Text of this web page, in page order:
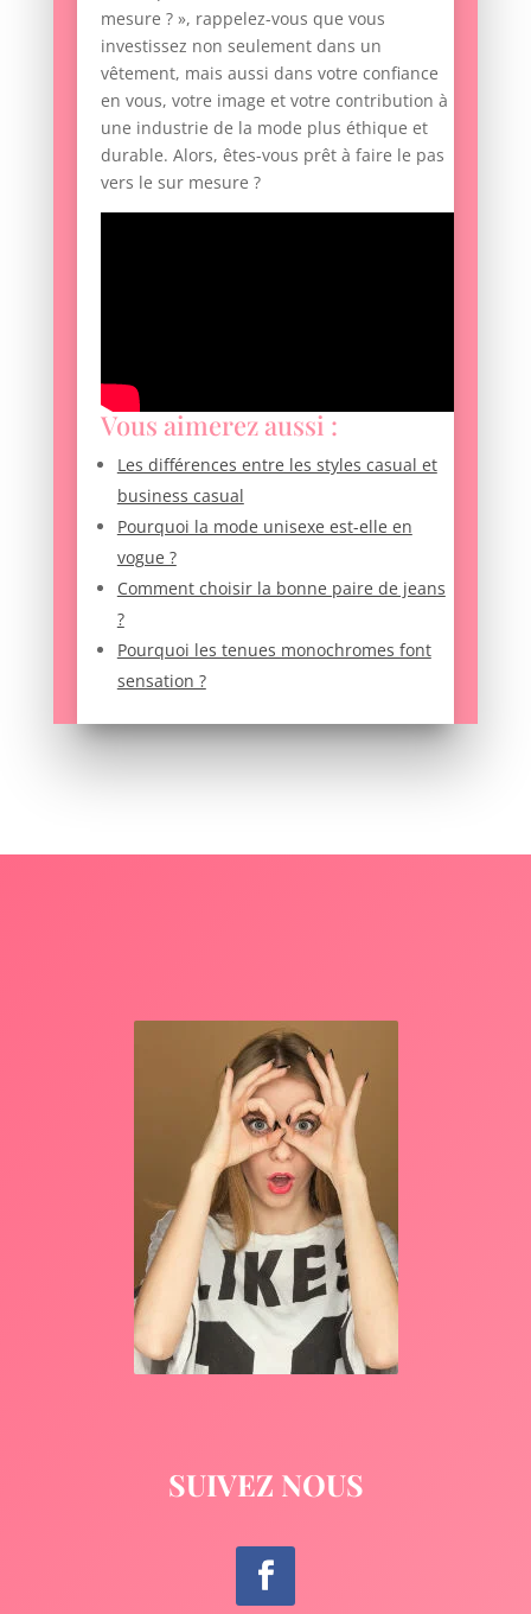
mesure ? », rappelez-vous que vous
investissez non seulement dans un
vêtement, mais aussi dans votre confiance
en vous, votre image et votre contribution à
une industrie de la mode plus éthique et
durable. Alors, êtes-vous prêt à faire le pas
vers le sur mesure ?
Vous aimerez aussi :
Les différences entre les styles casual et
business casual
Pourquoi la mode unisexe est-elle en
vogue ?
Comment choisir la bonne paire de jeans
?
Pourquoi les tenues monochromes font
sensation ?
SUIVEZ NOUS